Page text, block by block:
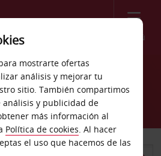
Menú
Como
mostrarte ofertas
análisis y mejorar tu
sitio. También compartimos
análisis y publicidad de
más información al
Política de cookies. Al hacer
el uso que hacemos de las